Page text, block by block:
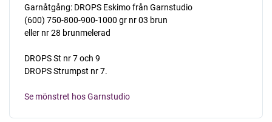
Garnåtgång: DROPS Eskimo från Garnstudio
(600) 750-800-900-1000 gr nr 03 brun
eller nr 28 brunmelerad
DROPS St nr 7 och 9
DROPS Strumpst nr 7.
Se mönstret hos Garnstudio